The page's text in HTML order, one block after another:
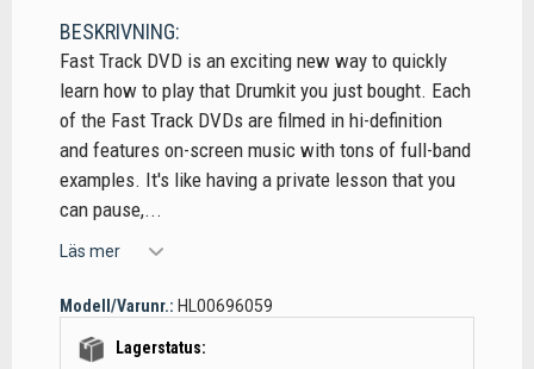
BESKRIVNING:
Fast Track DVD is an exciting new way to quickly
learn how to play that Drumkit you just bought. Each
of the Fast Track DVDs are filmed in hi-definition
and features on-screen music with tons of full-band
examples. It's like having a private lesson that you
can pause,...
Läs mer
Modell/Varunr.: HL00696059
Lagerstatus: